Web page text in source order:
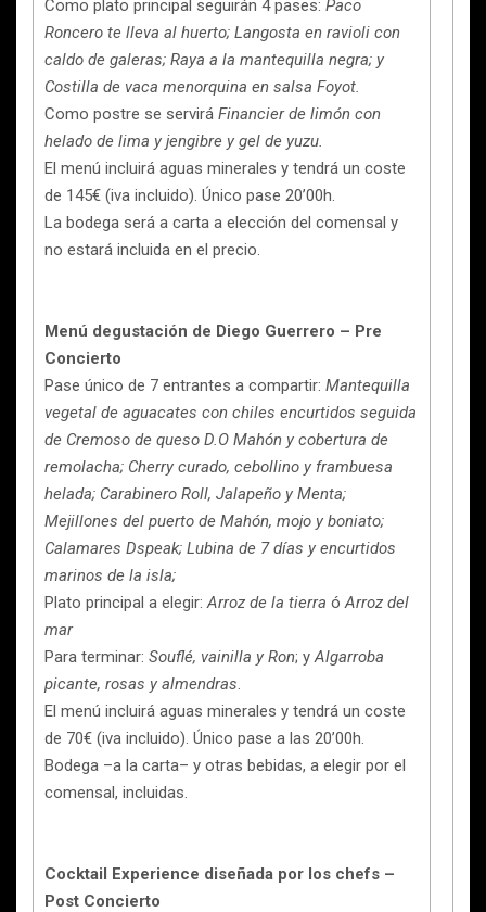
Como plato principal seguirán 4 pases: Paco
Roncero te lleva al huerto; Langosta en ravioli con
caldo de galeras; Raya a la mantequilla negra; y
Costilla de vaca menorquina en salsa Foyot.
Como postre se servirá Financier de limón con
helado de lima y jengibre y gel de yuzu.
El menú incluirá aguas minerales y tendrá un coste
de 145€ (iva incluido). Único pase 20’00h.
La bodega será a carta a elección del comensal y
no estará incluida en el precio.
Menú degustación de Diego Guerrero – Pre
Concierto
Pase único de 7 entrantes a compartir: Mantequilla
vegetal de aguacates con chiles encurtidos seguida
de Cremoso de queso D.O Mahón y cobertura de
remolacha; Cherry curado, cebollino y frambuesa
helada; Carabinero Roll, Jalapeño y Menta;
Mejillones del puerto de Mahón, mojo y boniato;
Calamares Dspeak; Lubina de 7 días y encurtidos
marinos de la isla;
Plato principal a elegir:Arroz de la tierra ó Arroz del
mar
Para terminar: Souflé, vainilla y Ron; yAlgarroba
picante, rosas y almendras.
El menú incluirá aguas minerales y tendrá un coste
de 70€ (iva incluido). Único pase a las 20’00h.
Bodega –a la carta– y otras bebidas, a elegir por el
comensal, incluidas.
Cocktail Experience diseñada por los chefs –
Post Concierto